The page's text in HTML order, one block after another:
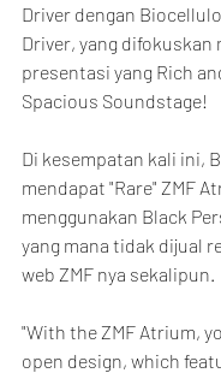
Driver dengan
Driver, yang difokuskan
presentasi yang Rich
Spacious Soundstage!
Di kesempatan kali ini,
mendapat "Rare" ZMF
menggunakan Black
yang mana tidak dijual
web ZMF nya sekalipun.
"With the ZMF Atrium,
open design, which